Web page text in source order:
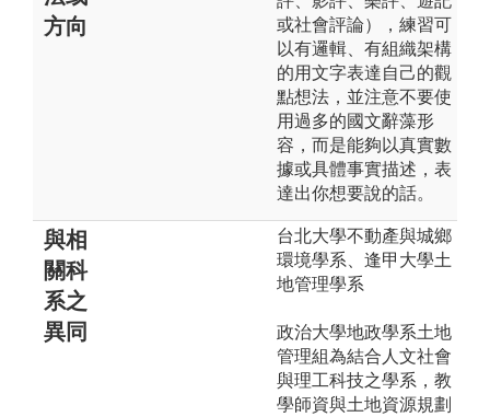
方向
或社會評論），練習可
以有邏輯、有組織架構
的用文字表達自己的觀
點想法，並注意不要使
用過多的國文辭藻形
容，而是能夠以真實數
據或具體事實描述，表
達出你想要說的話。
與相
關科
系之
異同
台北大學不動產與城鄉
環境學系、逢甲大學土
地管理學系
政治大學地政學系土地
管理組為結合人文社會
與理工科技之學系，教
學師資與土地資源規劃